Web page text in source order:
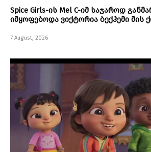
Spice Girls-ის Mel C-იმ საჯაროდ
იმყოფებოდა ვიქტორია ბექჰემი მის
7 August, 2026